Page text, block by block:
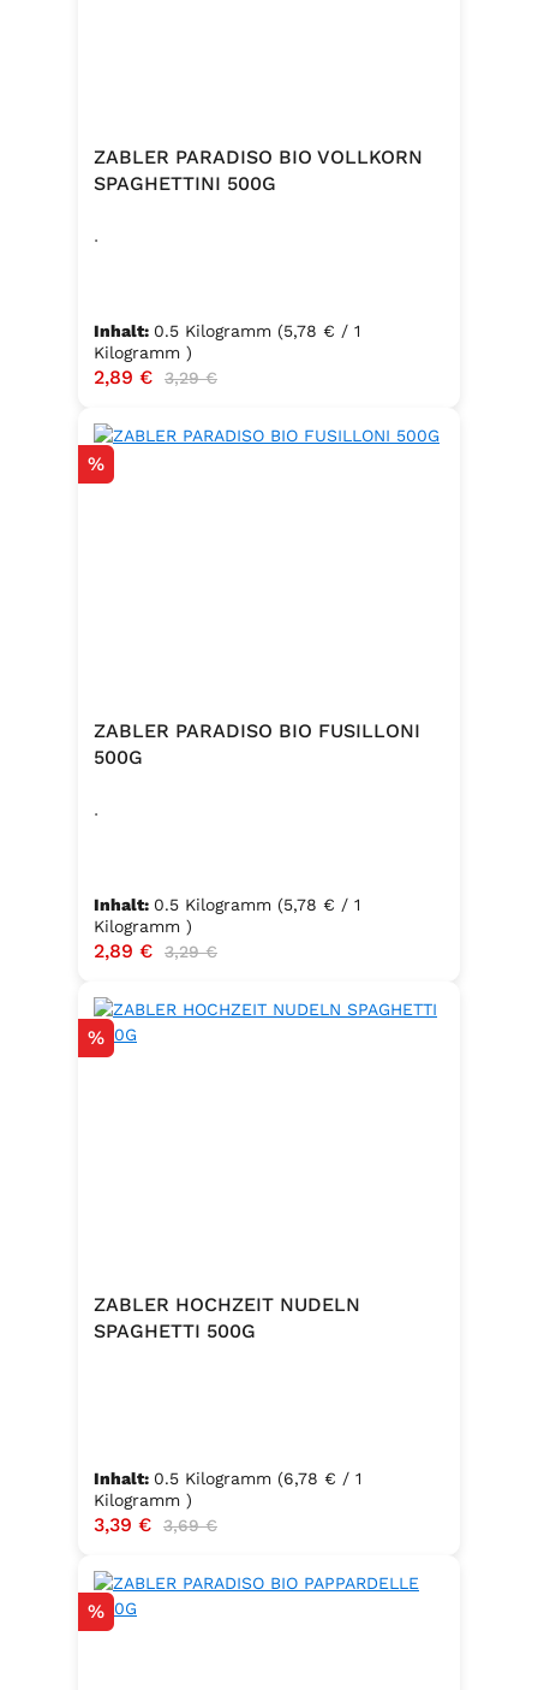
ZABLER PARADISO BIO VOLLKORN
SPAGHETTINI 500G
.
Inhalt: 0.5 Kilogramm (5,78 € / 1
Kilogramm )
Verkaufspreis:
2,89 € Regulärer Preis:
3,29 €
Rabatt
%
ZABLER PARADISO BIO FUSILLONI
500G
.
Inhalt: 0.5 Kilogramm (5,78 € / 1
Kilogramm )
Verkaufspreis:
2,89 € Regulärer Preis:
3,29 €
Rabatt
%
ZABLER HOCHZEIT NUDELN
SPAGHETTI 500G
Inhalt: 0.5 Kilogramm (6,78 € / 1
Kilogramm )
Verkaufspreis:
3,39 € Regulärer Preis:
3,69 €
Rabatt
%